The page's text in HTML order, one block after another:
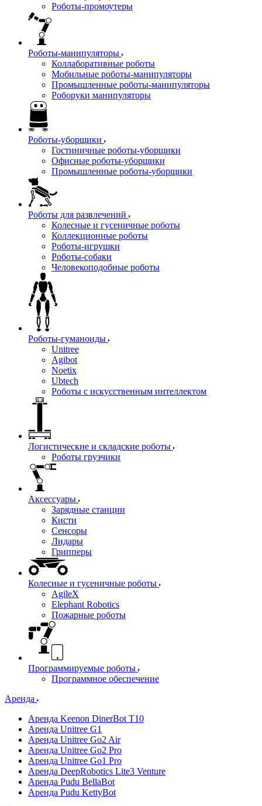
Роботы-промоутеры
Роботы-манипуляторы
Коллаборативные роботы
Мобильные роботы-манипуляторы
Промышленные роботы-манипуляторы
Роборуки манипуляторы
Роботы-уборщики
Гостиничные роботы-уборщики
Офисные роботы-уборщики
Промышленные роботы-уборщики
Роботы для развлечений
Колесные и гусеничные роботы
Коллекционные роботы
Роботы-игрушки
Роботы-собаки
Человекоподобные роботы
Роботы-гуманоиды
Unitree
Agibot
Noetix
Ubtech
Роботы с искусственным интеллектом
Логистические и складские роботы
Роботы грузчики
Аксессуары
Зарядные станции
Кисти
Сенсоры
Лидары
Грипперы
Колесные и гусеничные роботы
AgileX
Elephant Robotics
Пожарные роботы
Программируемые роботы
Программное обеспечение
Аренда
Аренда Keenon DinerBot T10
Аренда Unitree G1
Аренда Unitree Go2 Air
Аренда Unitree Go2 Pro
Аренда Unitree Go1 Pro
Аренда DeepRobotics Lite3 Venture
Аренда Pudu BellaBot
Аренда Pudu KettyBot